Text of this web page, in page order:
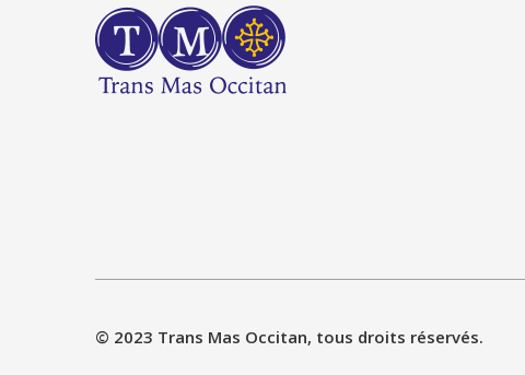
© 2023 Trans Mas Occitan, tous droits réservés.